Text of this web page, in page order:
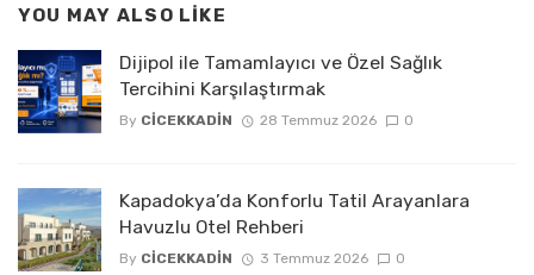
YOU MAY ALSO LIKE
Dijipol ile Tamamlayıcı ve Özel Sağlık
Tercihini Karşılaştırmak
By CICEKKADIN 28 Temmuz 2026 0
Kapadokya’da Konforlu Tatil Arayanlara
Havuzlu Otel Rehberi
By CICEKKADIN 3 Temmuz 2026 0